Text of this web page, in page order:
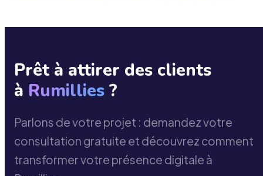
Prêt à attirer des clients
à Rumillies ?
Parlons de votre projet : demandez votre
consultation gratuite et découvrez comment
transformer votre présence digitale à